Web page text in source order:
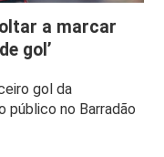
a marcar
gol’
gol da
público no Barradão